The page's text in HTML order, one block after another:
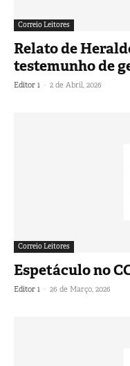
Correio Leitores
Relato de
testemunho de
Editor 1 - 2 de Abril, 2026
Correio Leitores
Espetáculo no
Editor 1 - 26 de Março, 2026